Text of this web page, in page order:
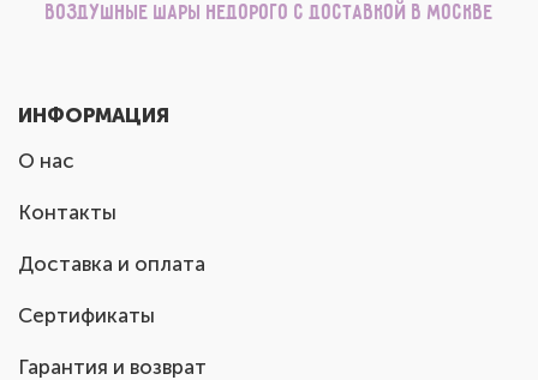
Воздушные шары недорого с доставкой в Москве
ИНФОРМАЦИЯ
О нас
Контакты
Доставка и оплата
Сертификаты
Гарантия и возврат